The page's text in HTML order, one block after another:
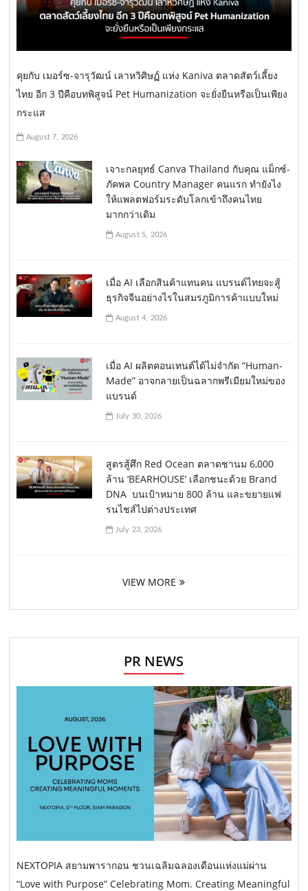
คุยกับ เมอร์ซ-จารุวัฒน์ เลาหวิศิษฏ์ แห่ง Kaniva ตลาดสัตว์เลี้ยง
ไทย อีก 3 ปีคือบทพิสูจน์ Pet Humanization จะยั่งยืนหรือเป็นเพียง
กระแส
August 7, 2026
เจาะกลยุทธ์ Canva Thailand กับคุณ แม็กซ์-
ภัคพล Country Manager คนแรก ทำยังไง
ให้แพลตฟอร์มระดับโลกเข้าถึงคนไทย
มากกว่าเดิม
August 5, 2026
เมื่อ AI เลือกสินค้าแทนคน แบรนด์ไทยจะสู้
ธุรกิจจีนอย่างไรในสมรภูมิการค้าแบบใหม่
August 4, 2026
เมื่อ AI ผลิตคอนเทนต์ได้ไม่จำกัด “Human-
Made” อาจกลายเป็นฉลากพรีเมียมใหม่ของ
แบรนด์
July 30, 2026
สูตรสู้ศึก Red Ocean ตลาดชานม 6,000
ล้าน ‘BEARHOUSE’ เลือกชนะด้วย Brand
DNA บนเป้าหมาย 800 ล้าน และขยายแฟ
รนไชส์ไปต่างประเทศ
July 23, 2026
VIEW MORE
PR NEWS
NEXTOPIA สยามพารากอน ชวนเฉลิมฉลองเดือนแห่งแม่ผ่าน
“Love with Purpose” Celebrating Mom. Creating Meaningful